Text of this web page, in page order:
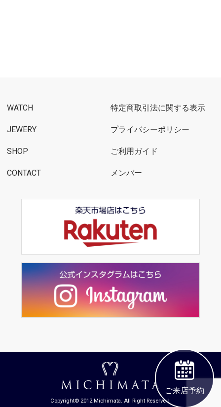
ご来店予約
WATCH
JEWERY
SHOP
CONTACT
特定商取引法に関する表示
プライバシーポリシー
ご利用ガイド
メンバー
Copyright© 2012 Michimata. All Right Reserved.